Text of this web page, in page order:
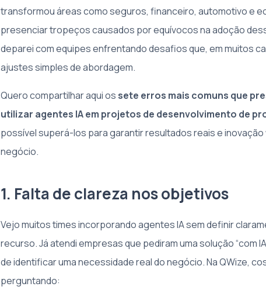
transformou áreas como seguros, financeiro, automotivo e
presenciar tropeços causados por equívocos na adoção
deparei com equipes enfrentando desafios que, em muitos
ajustes simples de abordagem.
Quero compartilhar aqui os sete erros mais comuns que
utilizar agentes IA em projetos de desenvolvimento de
possível superá-los para garantir resultados reais e
negócio.
1. Falta de clareza nos objetivos
Vejo muitos times incorporando agentes IA sem definir
recurso. Já atendi empresas que pediram uma solução “com
de identificar uma necessidade real do negócio. Na QWize,
perguntando: